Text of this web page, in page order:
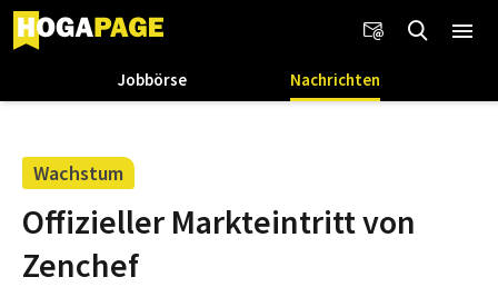
Jobbörse Nachrichten
Wachstum
Offizieller Markteintritt von
Zenchef